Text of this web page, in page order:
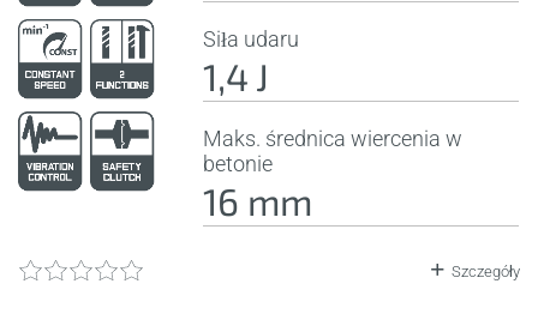
Siła udaru
1,4 J
Maks. średnica wiercenia w
betonie
16 mm
Szczegóły